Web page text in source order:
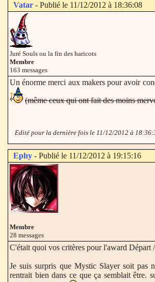
Vatar - Publié le 11/12/2012 à 18:36:08
Juré Souls ou la fin des haricots
Membre
163 messages
Un énorme merci aux makers pour avoir
(même ceux qui ont fait des moins
Edité pour la dernière fois le 11/12/2012 à
Ephy - Publié le 11/12/2012 à 19:15:16
Membre
28 messages
C'était quoi vos critères pour l'award Départ
Je suis surpris que Mystic Slayer soit pas
rentrait bien dans ce que ça semblait être.